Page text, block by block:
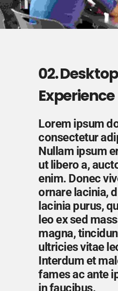
02. Desktop
Experience
Lorem ipsum
consectetur
Nullam ipsum
ut libero a,
enim. Donec
ornare lacinia,
lacinia purus,
leo ex sed
magna,
ultricies vitae
Interdum et
fames ac ante
in faucibus.